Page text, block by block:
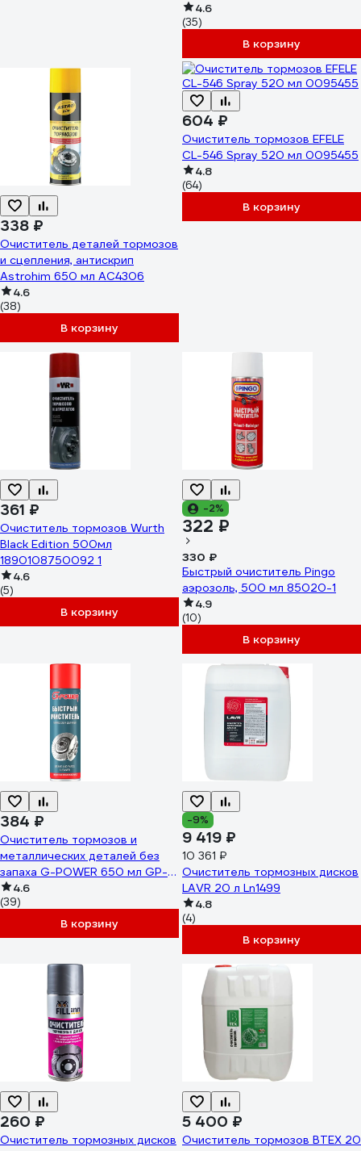
4.6
(35)
В корзину
338 ₽
Очиститель деталей тормозов
и сцепления, антискрип
Astrohim 650 мл AC4306
4.6
(38)
В корзину
604 ₽
Очиститель тормозов EFELE
CL-546 Spray 520 мл 0095455
4.8
(64)
В корзину
361 ₽
Очиститель тормозов Wurth
Black Edition 500мл
1890108750092 1
4.6
(5)
В корзину
-2%
322 ₽
330 ₽
Быстрый очиститель Pingo
аэрозоль, 500 мл 85020-1
4.9
(10)
В корзину
384 ₽
Очиститель тормозов и
металлических деталей без
запаха G-POWER 650 мл GP-
5154.6
(39)
В корзину
-9%
9 419 ₽
10 361 ₽
Очиститель тормозных дисков
LAVR 20 л Ln1499
4.8
(4)
В корзину
260 ₽
Очиститель тормозных дисков
5 400 ₽
Очиститель тормозов BTEX 20